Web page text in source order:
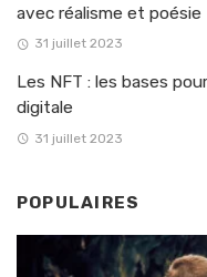
avec réalisme et poésie
31 juillet 2023
Les NFT : les bases
digitale
31 juillet 2023
POPULAIRES